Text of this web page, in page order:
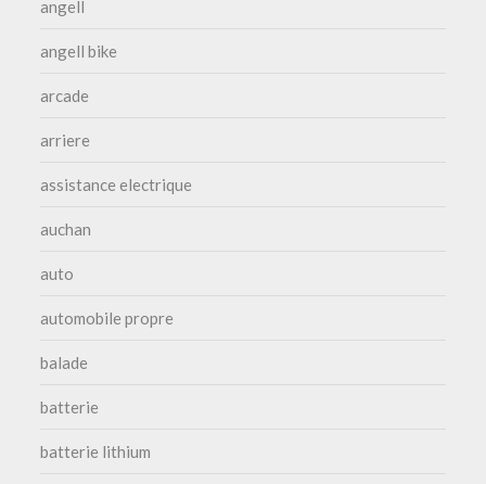
angell
angell bike
arcade
arriere
assistance electrique
auchan
auto
automobile propre
balade
batterie
batterie lithium